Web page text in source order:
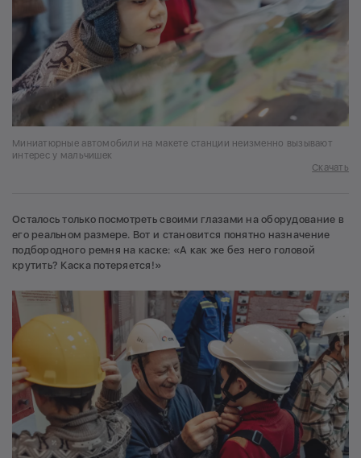
Миниатюрные автомобили на макете станции неизменно вызывают
интерес у мальчишек
Скачать
Осталось только посмотреть своими глазами на оборудование в
его реальном размере. Вот и становится понятно назначение
подбородного ремня на каске: «А как же без него головой
крутить? Каска потеряется!»